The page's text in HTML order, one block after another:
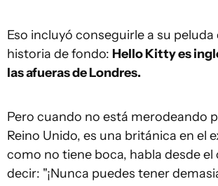
Eso incluyó conseguirle a su
historia de fondo: Hello Kitty es
las afueras de Londres.
Pero cuando no está merodeando
Reino Unido, es una británica en el
como no tiene boca, habla desde el
decir: "¡Nunca puedes tener